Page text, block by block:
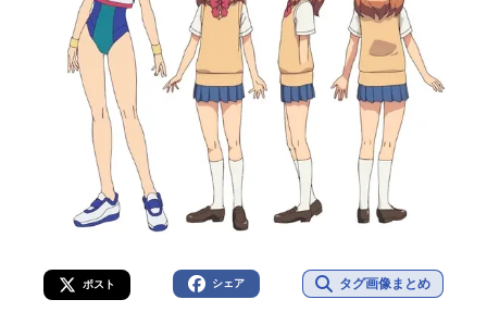
ポスト シェア タグ画像まとめ